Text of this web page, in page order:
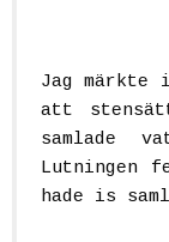
Jag
att
samlade
Lutningen
hade is